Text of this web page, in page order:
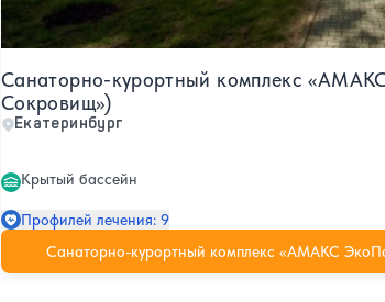
Санаторно-курортный комплекс
Сокровищ»)
Екатеринбург
Крытый бассейн
Профилей лечения: 9
Санаторно-курортный комплекс «АМАКС